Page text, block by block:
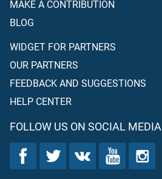
MAKE A CONTRIBUTION
BLOG
WIDGET FOR PARTNERS
OUR PARTNERS
FEEDBACK AND SUGGESTIONS
HELP CENTER
FOLLOW US ON SOCIAL MEDIA